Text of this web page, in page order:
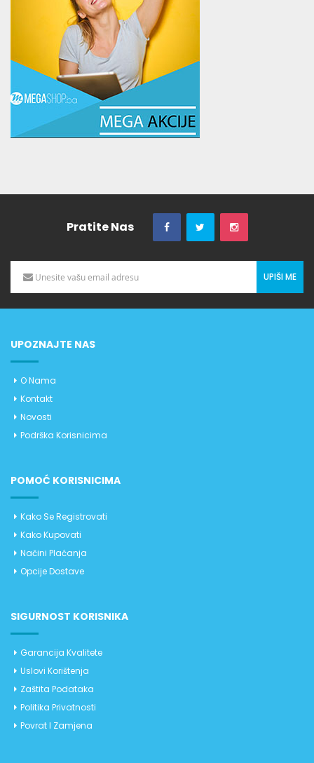
Pratite Nas
UPIŠI ME
UPOZNAJTE NAS
O Nama
Kontakt
Novosti
Podrška Korisnicima
POMOĆ KORISNICIMA
Kako Se Registrovati
Kako Kupovati
Načini Plaćanja
Opcije Dostave
SIGURNOST KORISNIKA
Garancija Kvalitete
Uslovi Korištenja
Zaštita Podataka
Politika Privatnosti
Povrat I Zamjena